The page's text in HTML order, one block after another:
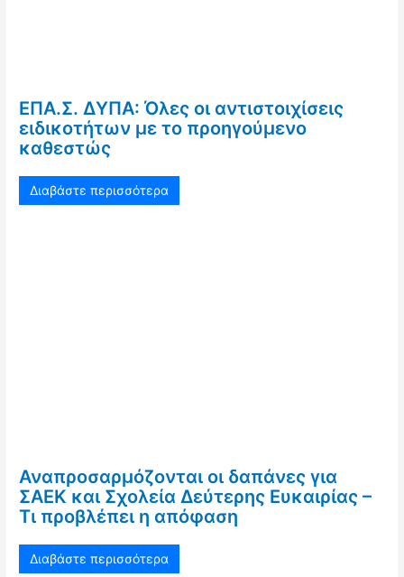
ΕΠΑ.Σ. ΔΥΠΑ: Όλες οι αντιστοιχίσεις
ειδικοτήτων με το προηγούμενο
καθεστώς
Διαβάστε περισσότερα
Αναπροσαρμόζονται οι δαπάνες για
ΣΑΕΚ και Σχολεία Δεύτερης Ευκαιρίας –
Τι προβλέπει η απόφαση
Διαβάστε περισσότερα